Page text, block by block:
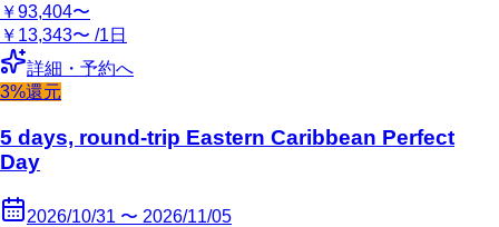
￥93,404〜
￥13,343〜 /1日
詳細・予約へ
3%還元
5 days, round-trip Eastern Caribbean Perfect
Day
2026/10/31 〜 2026/11/05